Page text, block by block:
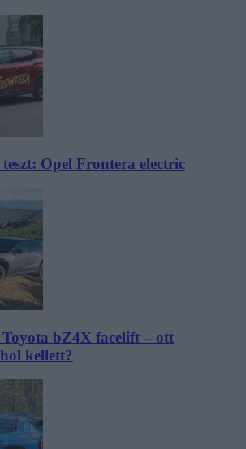
Opel Frontera electric
bZ4X facelift – ott
kellett?